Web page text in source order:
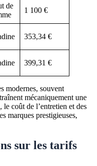
de
1 100 €
353,34 €
399,31 €
modernes, souvent
mécaniquement une
le coût de l’entretien et des
marques prestigieuses,
sur les tarifs